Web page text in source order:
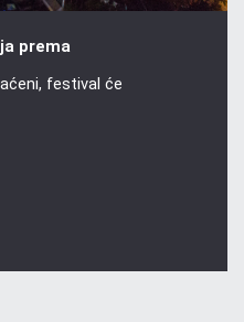
prema
festival će